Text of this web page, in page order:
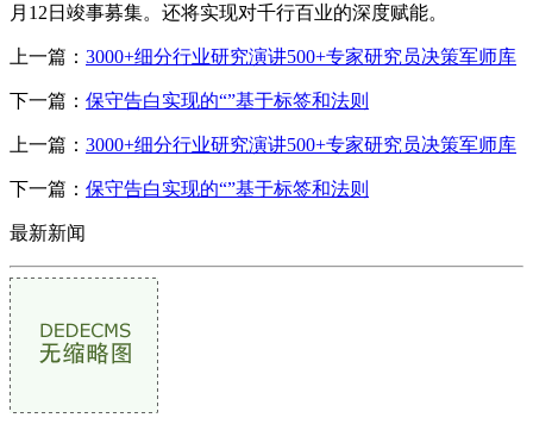
月12日竣事募集。还将实现对千行百业的深度赋能。
上一篇： 3000+细分行业研究演讲500+专家研究员决策军师库
下一篇： 保守告白实现的“”基于标签和法则
上一篇： 3000+细分行业研究演讲500+专家研究员决策军师库
下一篇： 保守告白实现的“”基于标签和法则
最新新闻